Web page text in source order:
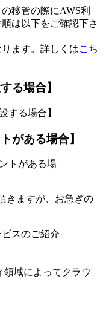
移管の際にAWS利
は以下をご確認下さ
ます。詳しくはこち
る場合】
がある場合】
きますが、お急ぎの
スのご紹介
域によってクラウ